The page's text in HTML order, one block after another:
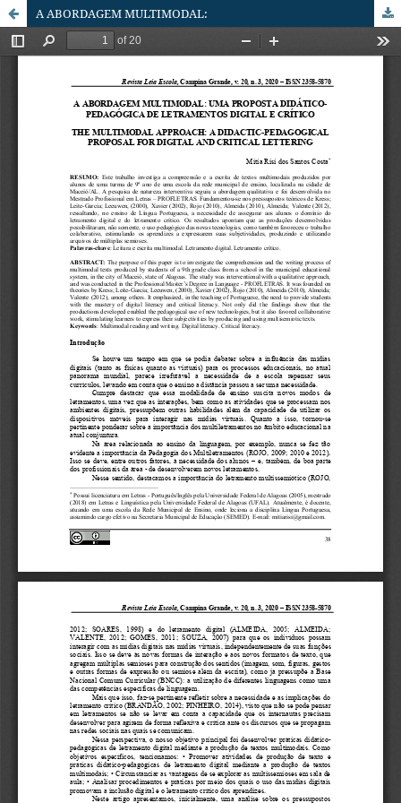
A ABORDAGEM MULTIMODAL: